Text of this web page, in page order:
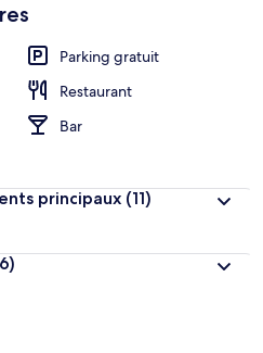
Parking gratuit
Restaurant
Bar
principaux (11)